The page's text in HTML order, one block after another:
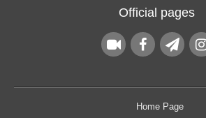
Official pages
Home Page